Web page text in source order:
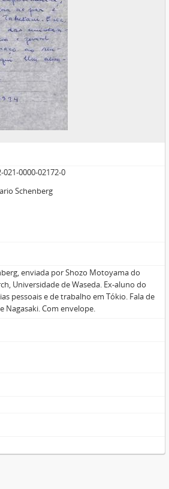
021-0000-02172-0
Schenberg
enviada por Shozo Motoyama do
Universidade de Waseda. Ex-aluno do
pessoais e de trabalho em Tókio. Fala de
Nagasaki. Com envelope.